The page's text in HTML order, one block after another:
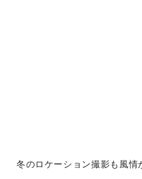
冬のロケーション撮影も風情